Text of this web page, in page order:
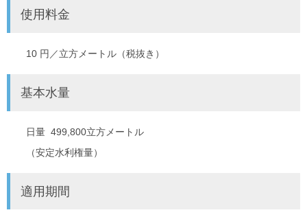
使用料金
10 円／立方メートル（税抜き）
基本水量
日量 499,800立方メートル
（安定水利権量）
適用期間